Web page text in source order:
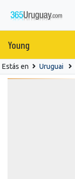
Young
Estás en Uruguai